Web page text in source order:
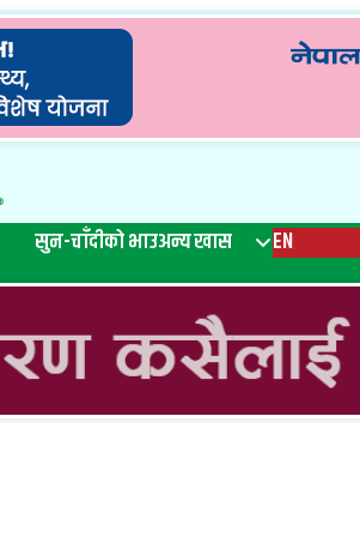
सुन-चाँदीको भाउअन्य खास EN